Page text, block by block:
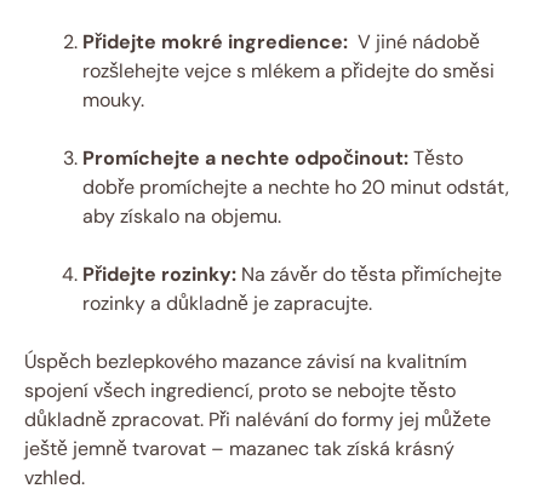
Přidejte‌ mokré⁤ ingredience: ⁢ V⁢ jiné nádobě
rozšlehejte‍ vejce ‍s mlékem⁢ a přidejte do směsi
mouky.
Promíchejte ⁢a‌ nechte⁤ odpočinout:Těsto
dobře ⁢promíchejte a nechte ho 20 ⁣minut odstát,
aby získalo na objemu.
Přidejte rozinky: ⁤Na závěr⁤ do těsta přimíchejte
rozinky a ⁣důkladně je zapracujte.
Úspěch‌ bezlepkového ‌mazance‍ závisí ‌na kvalitním
spojení všech ingrediencí, proto ‌se nebojte těsto
důkladně zpracovat. Při nalévání do formy jej můžete
ještě jemně ‍tvarovat – mazanec tak získá krásný
vzhled.